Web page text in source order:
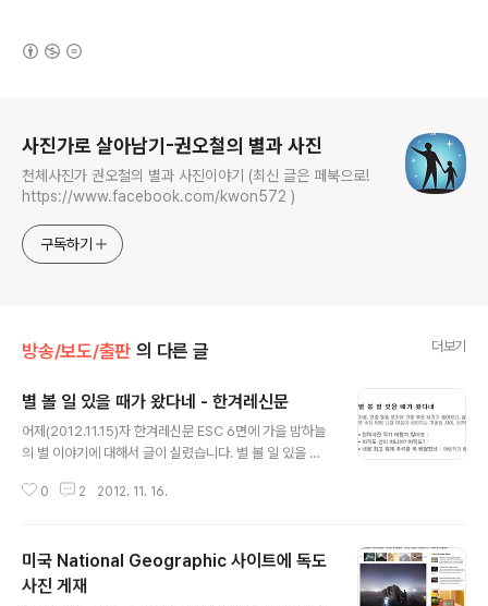
사진가로 살아남기-권오철의 별과 사진
천체사진가 권오철의 별과 사진이야기 (최신 글은 페북으로!
https://www.facebook.com/kwon572 )
구독하기
방송/보도/출판 의 다른 글 더보기
별 볼 일 있을 때가 왔다네 - 한겨레신문
어제(2012.11.15)자 한겨레신문 ESC 6면에 가을 밤하늘
의 별 이야기에 대해서 글이 실렸습니다. 별 볼 일 있을 때
n/esc_section/560550.html 천체사진 찍기 어렵지
0 2 2012. 11. 16.
미국 National Geographic 사이트에 독도
사진 게재